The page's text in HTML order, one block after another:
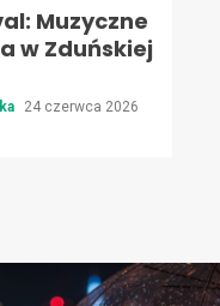
Muzyczne
w Zduńskiej
24 czerwca 2026